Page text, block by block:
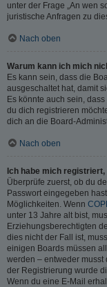
unter der Frage „An wen
juristische Anfragen zu
Nach oben
Warum kann ich mich
Es kann sein, dass die
ausgeschaltet hat, damit
Es könnte auch sein,
du dich registrieren
dich an die Board-
Nach oben
Ich habe mich
Überprüfe zuerst, ob du
Passwort eingegeben
Möglichkeiten. Wenn
unter 13 Jahre alt bist,
Erziehungsberechtigten
dies nicht der Fall ist,
einigen Boards müssen
werden – entweder musst
der Registrierung wurde
Wenn du eine E-Mail